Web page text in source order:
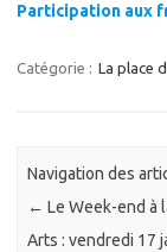
Participation aux
Catégorie : La place
Navigation des
← Le Week-end à
Arts : vendredi 17